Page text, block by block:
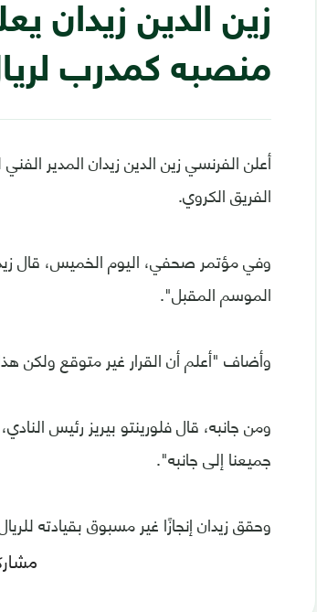
زين الدين زيدان
منصبه كمدرب
أعلن الفرنسي زين الدين زيدان المدير
الفريق الكروي.
وفي مؤتمر صحفي، اليوم الخميس، قال
الموسم المقبل".
وأضاف "أعلم أن القرار غير متوقع ولكن
ومن جانبه، قال فلورينتو بيريز رئيس
جميعنا إلى جانبه".
وحقق زيدان إنجازًا غير مسبوق بقيادته